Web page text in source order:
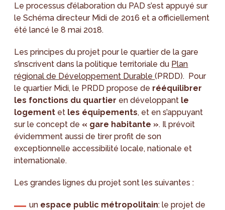
Le processus d’élaboration du PAD s’est appuyé sur
le Schéma directeur Midi de 2016 et a officiellement
été lancé le 8 mai 2018.
Les principes du projet pour le quartier de la gare
s’inscrivent dans la politique territoriale du Plan
régional de Développement Durable(PRDD). Pour
le quartier Midi, le PRDD propose de rééquilibrer
les fonctions du quartier en développant le
logement et les équipements, et en s’appuyant
sur le concept de « gare habitante ». Il prévoit
évidemment aussi de tirer profit de son
exceptionnelle accessibilité locale, nationale et
internationale.
Les grandes lignes du projet sont les suivantes :
un espace public métropolitain: le projet de